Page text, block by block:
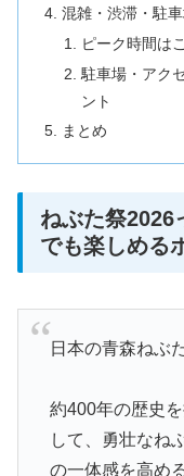
混雑・渋滞・駐
ピーク時間は
駐車場・アク
ント
まとめ
ねぶた祭2026
でも楽しめる
日本の青森ねぶ
約400年の歴史
して、勇壮なね
の一体感を高め